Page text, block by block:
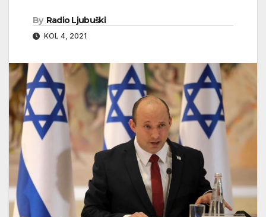
By Radio Ljubuški
KOL 4, 2021